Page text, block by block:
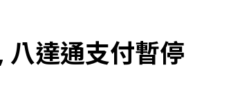
八達通支付暫停